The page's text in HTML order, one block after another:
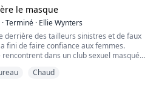
Il est froid. Intouchable. C’est l’oncle de
que c’était moi qui tendais le piège.
chemi...
le masque
·Terminé · Ellie Wynters
derrière des tailleurs sinistres et de faux
fini de faire confiance aux femmes.
rencontrent dans un club sexuel masqué,
l’autre côté de la table du conseil
Chaud